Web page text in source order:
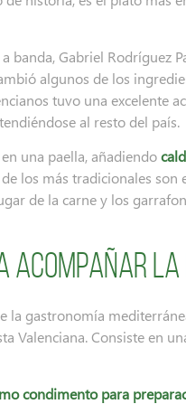
banda, Gabriel Rodríguez
algunos de los
tuvo una excelente
al resto del país.
una paella, añadiendo
los más tradicionales son
de la carne y los
acompañar
la gastronomía
Valenciana. Consiste en
condimento para